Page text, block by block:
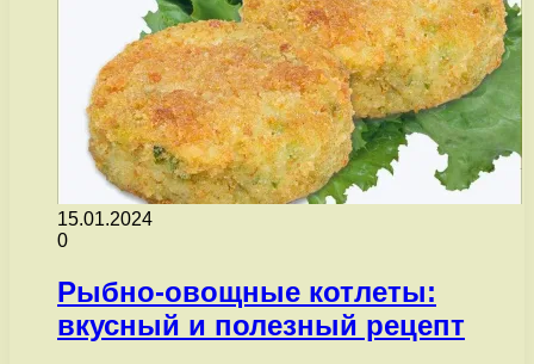
15.01.2024
0
Рыбно-овощные котлеты:
вкусный и полезный рецепт